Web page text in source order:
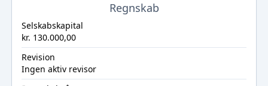
Regnskab
Selskabskapital
kr. 130.000,00
Revision
Ingen aktiv revisor